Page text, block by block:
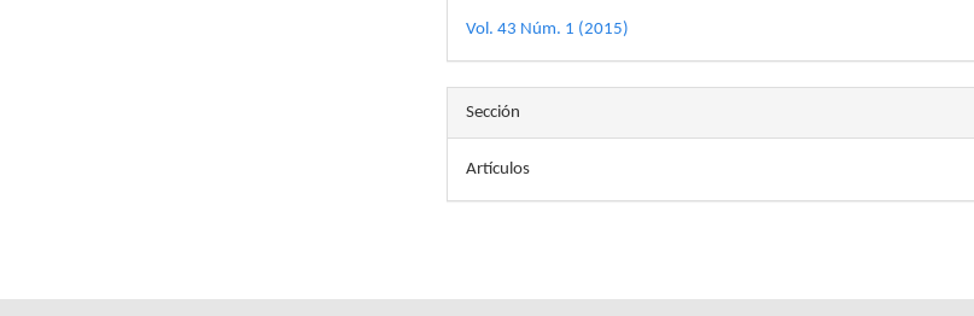
Vol. 43 Núm. 1 (2015)
Sección
Artículos